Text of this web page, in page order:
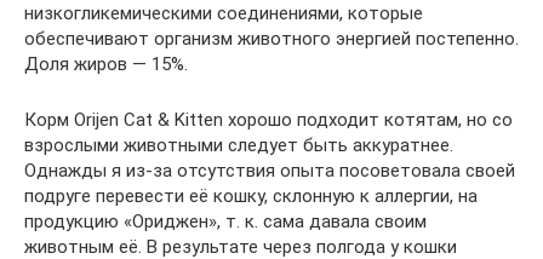
низкогликемическими соединениями, которые
обеспечивают организм животного энергией постепенно.
Доля жиров — 15%.
Корм Orijen Cat & Kitten хорошо подходит котятам, но со
взрослыми животными следует быть аккуратнее.
Однажды я из-за отсутствия опыта посоветовала своей
подруге перевести её кошку, склонную к аллергии, на
продукцию «Ориджен», т. к. сама давала своим
животным её. В результате через полгода у кошки